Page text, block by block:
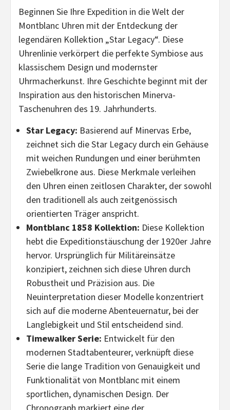
Beginnen Sie Ihre Expedition in die Welt der
Montblanc Uhren mit der Entdeckung der
legendären Kollektion „Star Legacy“. Diese
Uhrenlinie verkörpert die perfekte Symbiose aus
klassischem Design und modernster
Uhrmacherkunst. Ihre Geschichte beginnt mit der
Inspiration aus den historischen Minerva-
Taschenuhren des 19. Jahrhunderts.
Star Legacy: Basierend auf Minervas Erbe,
zeichnet sich die Star Legacy durch ein Gehäuse
mit weichen Rundungen und einer berühmten
Zwiebelkrone aus. Diese Merkmale verleihen
den Uhren einen zeitlosen Charakter, der sowohl
den traditionell als auch zeitgenössisch
orientierten Träger anspricht.
Montblanc 1858 Kollektion: Diese Kollektion
hebt die Expeditionstäuschung der 1920er Jahre
hervor. Ursprünglich für Militäreinsätze
konzipiert, zeichnen sich diese Uhren durch
Robustheit und Präzision aus. Die
Neuinterpretation dieser Modelle konzentriert
sich auf die moderne Abenteuernatur, bei der
Langlebigkeit und Stil entscheidend sind.
Timewalker Serie: Entwickelt für den
modernen Stadtabenteurer, verknüpft diese
Serie die lange Tradition von Genauigkeit und
Funktionalität von Montblanc mit einem
sportlichen, dynamischen Design. Der